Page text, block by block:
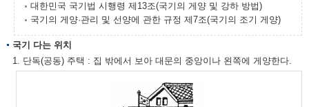
대한민국 국기법 시행령 제13조(국기의 게양 및 강하 방법)
국기의 게양·관리 및 선양에 관한 규정 제7조(국기의 조기 게양)
국기 다는 위치
1. 단독(공동) 주택 : 집 밖에서 보아 대문의 중앙이나 왼쪽에 게양한다.